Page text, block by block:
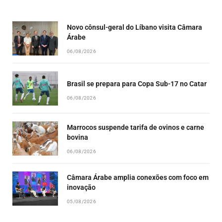
Novo cônsul-geral do Líbano visita Câmara
Árabe
06/08/2026
Brasil se prepara para Copa Sub-17 no Catar
06/08/2026
Marrocos suspende tarifa de ovinos e carne
bovina
06/08/2026
Câmara Árabe amplia conexões com foco em
inovação
05/08/2026